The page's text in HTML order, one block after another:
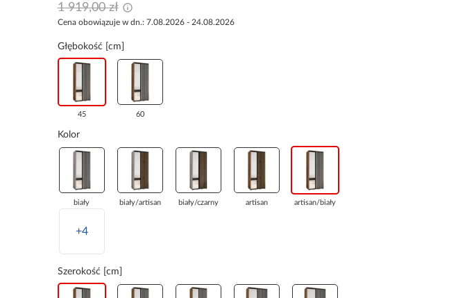
1 919,00 zł
Cena obowiązuje w dn.: 7.08.2026 - 24.08.2026
Głębokość [cm]
45 60
Kolor
biały biały/artisan biały/czarny artisan artisan/biały
+4
Szerokość [cm]